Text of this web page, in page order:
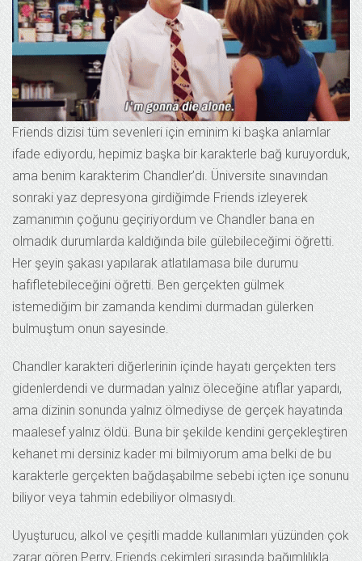
Friends dizisi tüm sevenleri için eminim ki başka anlamlar
ifade ediyordu, hepimiz başka bir karakterle bağ kuruyorduk,
ama benim karakterim Chandler’dı. Üniversite sınavından
sonraki yaz depresyona girdiğimde Friends izleyerek
zamanımın çoğunu geçiriyordum ve Chandler bana en
olmadık durumlarda kaldığında bile gülebileceğimi öğretti.
Her şeyin şakası yapılarak atlatılamasa bile durumu
hafifletebileceğini öğretti. Ben gerçekten gülmek
istemediğim bir zamanda kendimi durmadan gülerken
bulmuştum onun sayesinde.
Chandler karakteri diğerlerinin içinde hayatı gerçekten ters
gidenlerdendi ve durmadan yalnız öleceğine atıflar yapardı,
ama dizinin sonunda yalnız ölmediyse de gerçek hayatında
maalesef yalnız öldü. Buna bir şekilde kendini gerçekleştiren
kehanet mi dersiniz kader mi bilmiyorum ama belki de bu
karakterle gerçekten bağdaşabilme sebebi içten içe sonunu
biliyor veya tahmin edebiliyor olmasıydı.
Uyuşturucu, alkol ve çeşitli madde kullanımları yüzünden çok
zarar gören Perry, Friends çekimleri sırasında bağımlılıkla